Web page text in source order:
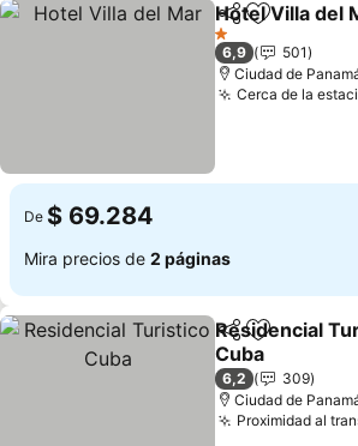
CompartirAgregar a
Hotel Villa del
1 Estrellas
6,9
501
Ciudad de
Cerca de la
De $ 69.284
Mira precios de 2 páginas
CompartirAgregar a
Residencial
Cuba
6,2
309
Ciudad de
Proximidad al